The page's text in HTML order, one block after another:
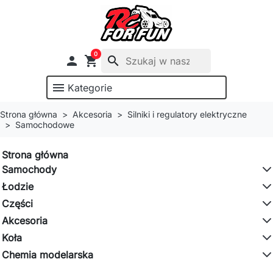
 shopping_cart
0
search
menu Kategorie
Strona główna Akcesoria
Silniki i regulatory elektryczne
Samochodowe
Strona główna
Samochody
Łodzie
Części
Akcesoria
Koła
Chemia modelarska